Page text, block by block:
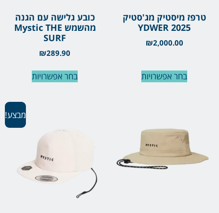
טרפז מיסטיק מג'סטיק
YDWER 2025
₪2,000.00
בחר אפשרויות
כובע גלישה עם הגנה
מהשמש Mystic THE
SURF
₪289.90
בחר אפשרויות
מבצע!